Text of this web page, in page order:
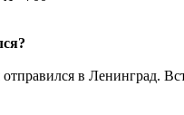
в Ленинград.